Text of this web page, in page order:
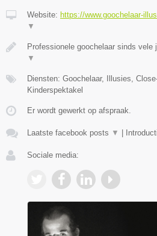
Website: https://www.goochelaar-
▼
Professionele goochelaar sinds vele
▼
Diensten: Goochelaar, Illusies,
Kinderspektakel
Er wordt gewerkt op afspraak.
Laatste facebook posts ▼
Sociale media: